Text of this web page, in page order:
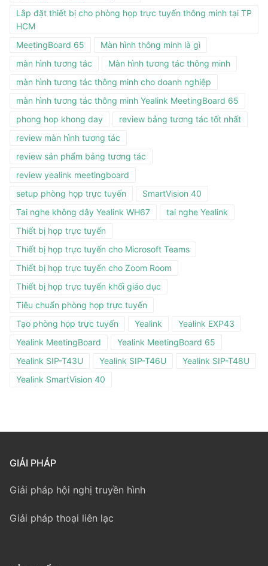
Lắp đặt thiết bị cho phòng họp trực tuyến thông minh tại TP
HCM
MeetingBoard 65
Màn hình thông minh là gì
màn hình tương tác
Màn hình tương tác thông minh
màn hình tương tác thông minh cho doanh nghiệp
màn hình tương tác thông minh Yealink MeetingBoard 65
phong hop khong day
review bảng tương tác tốt nhất
review màn hình tương tác
review sản phẩm bảng tương tác
review yealink meetingboard
setup phòng họp trực tuyến
SmartVision 40
Tai nghe không dây Yealink WH67
tai nghe Yealink
Thiết bị họp trực tuyến
Thiết bị họp trực tuyến cho Microsoft Teams
Thiết bị họp trực tuyến cho Zoom Room
Thiết bị họp trực tuyến khối giáo dục
Tiêu chuẩn phòng họp trực tuyến
Tạo phòng họp trực tuyến
Yealink
Yealink EXP43
Yealink MeetingBoard
Yealink MeetingBoard 65
Yealink SIP-T43U
Yealink SIP-T46U
Yealink SIP-T48U
Yealink SmartVision 40
GIẢI PHÁP
Giải pháp hội nghị truyền hình
Giải pháp thoại liên lạc